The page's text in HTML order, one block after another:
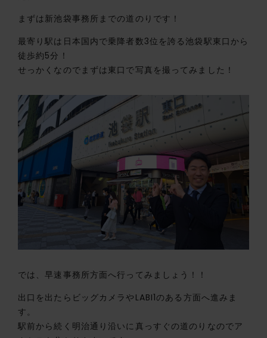
まずは新池袋事務所までの道のりです！
最寄り駅は日本国内で乗降者数3位を誇る池袋駅東口から
徒歩約5分！
せっかくなのでまずは東口で写真を撮ってみました！
では、早速事務所方面へ行ってみましょう！！
出口を出たらビッグカメラやLABI1のある方面へ進みま
す。
駅前から続く明治通り沿いに真っすぐの道のりなのでア